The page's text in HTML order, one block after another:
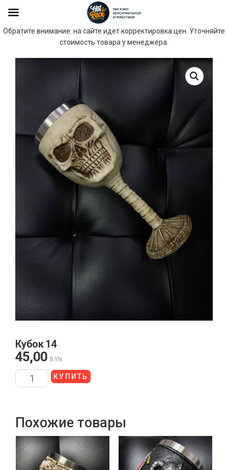
Обратите внимание: на сайте идет корректировка цен. Уточняйте
стоимость товара у менеджера.
Кубок 14
45,00 BYN
КУПИТЬ
Похожие товары